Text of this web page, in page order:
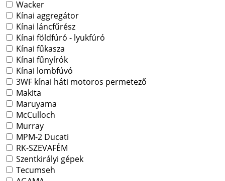
Wacker
Kínai aggregátor
Kínai láncfűrész
Kínai földfúró - lyukfúró
Kínai fűkasza
Kínai fűnyírók
Kínai lombfúvó
3WF kínai háti motoros permetező
Makita
Maruyama
McCulloch
Murray
MPM-2 Ducati
RK-SZEVAFÉM
Szentkirályi gépek
Tecumseh